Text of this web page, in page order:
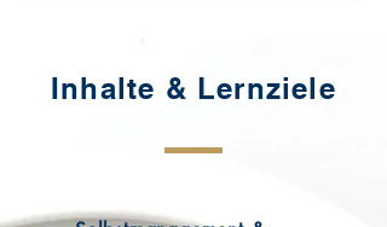
Inhalte & Lernziele